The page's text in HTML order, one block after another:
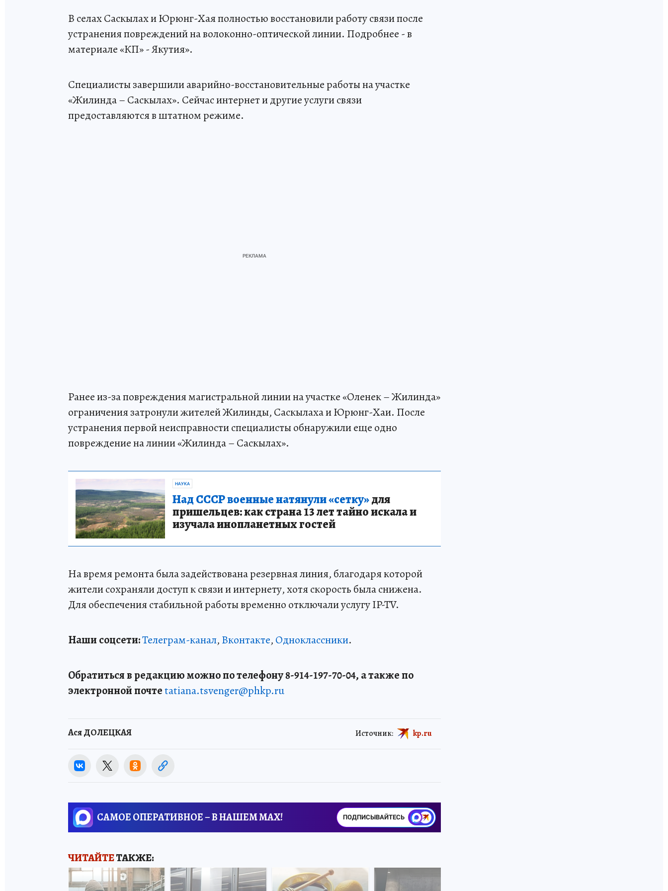
В селах Саскылах и Юрюнг-Хая полностью восстановили работу связи после
устранения повреждений на волоконно-оптической линии. Подробнее - в
материале «КП» - Якутия».
Специалисты завершили аварийно-восстановительные работы на участке
«Жилинда – Саскылах». Сейчас интернет и другие услуги связи
предоставляются в штатном режиме.
Ранее из-за повреждения магистральной линии на участке «Оленек – Жилинда»
ограничения затронули жителей Жилинды, Саскылаха и Юрюнг-Хаи. После
устранения первой неисправности специалисты обнаружили еще одно
повреждение на линии «Жилинда – Саскылах».
НАУКА
Над СССР военные натянули «сетку»для
пришельцев: как страна 13 лет тайно искала и
изучала инопланетных гостей
На время ремонта была задействована резервная линия, благодаря которой
жители сохраняли доступ к связи и интернету, хотя скорость была снижена.
Для обеспечения стабильной работы временно отключали услугу IP-TV.
Наши соцсети:Телеграм-канал, Вконтакте, Одноклассники.
Обратиться в редакцию можно по телефону 8-914-197-70-04, а также по
электронной почтеtatiana.tsvenger@phkp.ru
Ася ДОЛЕЦКАЯ Источник: kp.ru
САМОЕ ОПЕРАТИВНОЕ – В НАШЕМ MAX! ПОДПИСЫВАЙТЕСЬ
ЧИТАЙТЕТАКЖЕ: